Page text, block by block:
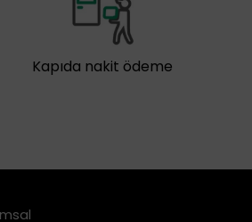
Kapıda nakit ödeme